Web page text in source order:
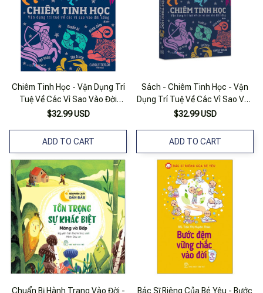
Chiêm Tinh Học - Vận Dụng Trí
Tuệ Về Các Vì Sao Vào Đời
Sống
$32.99 USD
ADD TO CART
Sách - Chiêm Tinh Học - Vận
Dụng Trí Tuệ Về Các Vì Sao Vào
Đời Sống
$32.99 USD
ADD TO CART
Chuẩn Bị Hành Trang Vào Đời - Bác Sĩ Riêng Của Bé Yêu - Bước